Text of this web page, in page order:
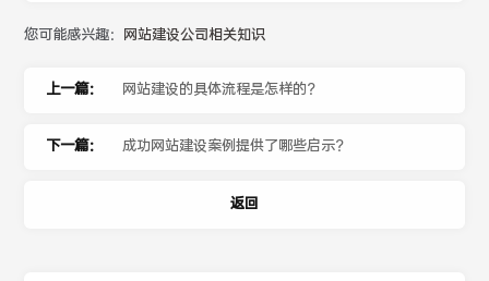
您可能感兴趣： 网站建设公司相关知识
上一篇： 网站建设的具体流程是怎样的？
下一篇： 成功网站建设案例提供了哪些启示？
返回